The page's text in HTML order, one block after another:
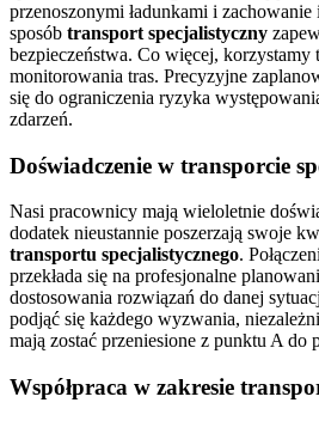
przenoszonymi ładunkami i
sposób transport specjalistyczny
bezpieczeństwa. Co więcej, korzystamy
monitorowania tras. Precyzyjne
się do ograniczenia ryzyka
zdarzeń.
Doświadczenie w transporcie
Nasi pracownicy mają wieloletnie
dodatek nieustannie poszerzają swoje
transportu specjalistycznego.
przekłada się na profesjonalne
dostosowania rozwiązań do danej
podjąć się każdego wyzwania,
mają zostać przeniesione z punktu A do
Współpraca w zakresie